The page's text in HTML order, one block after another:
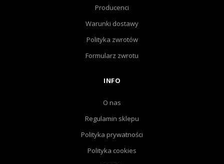
Producenci
Warunki dostawy
Polityka zwrotów
Formularz zwrotu
INFO
O nas
Regulamin sklepu
Polityka prywatności
Polityka cookies